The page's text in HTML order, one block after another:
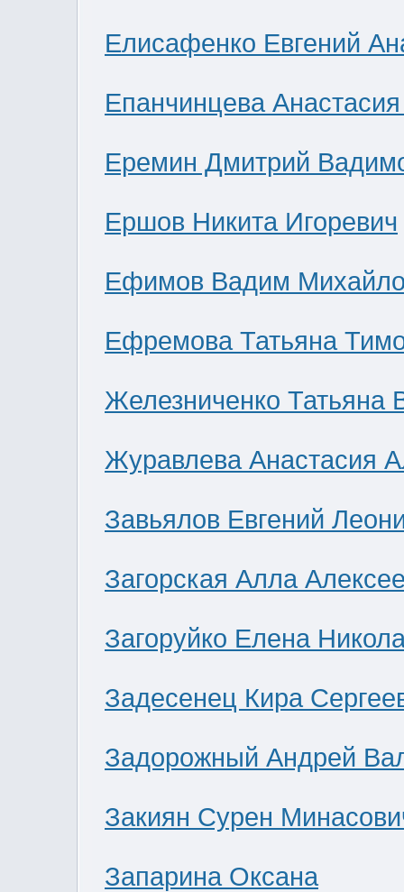
Елисафенко Евгений
Епанчинцева
Еремин Дмитрий
Ершов Никита Игоревич
Ефимов Вадим
Ефремова Татьяна
Железниченко Татьяна
Журавлева Анастасия
Завьялов Евгений
Загорская Алла
Загоруйко Елена
Задесенец Кира
Задорожный Андрей
Закиян Сурен
Запарина Оксана